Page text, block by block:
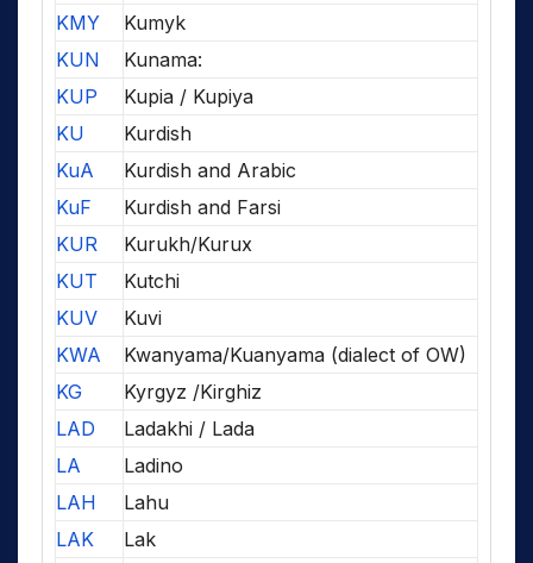
KMY
Kumyk
KUN
Kunama:
KUP
Kupia / Kupiya
KU
Kurdish
KuA
Kurdish and Arabic
KuF
Kurdish and Farsi
KUR
Kurukh/Kurux
KUT
Kutchi
KUV
Kuvi
KWA
Kwanyama/Kuanyama (dialect of OW)
KG
Kyrgyz /Kirghiz
LAD
Ladakhi / Lada
LA
Ladino
LAH
Lahu
LAK
Lak